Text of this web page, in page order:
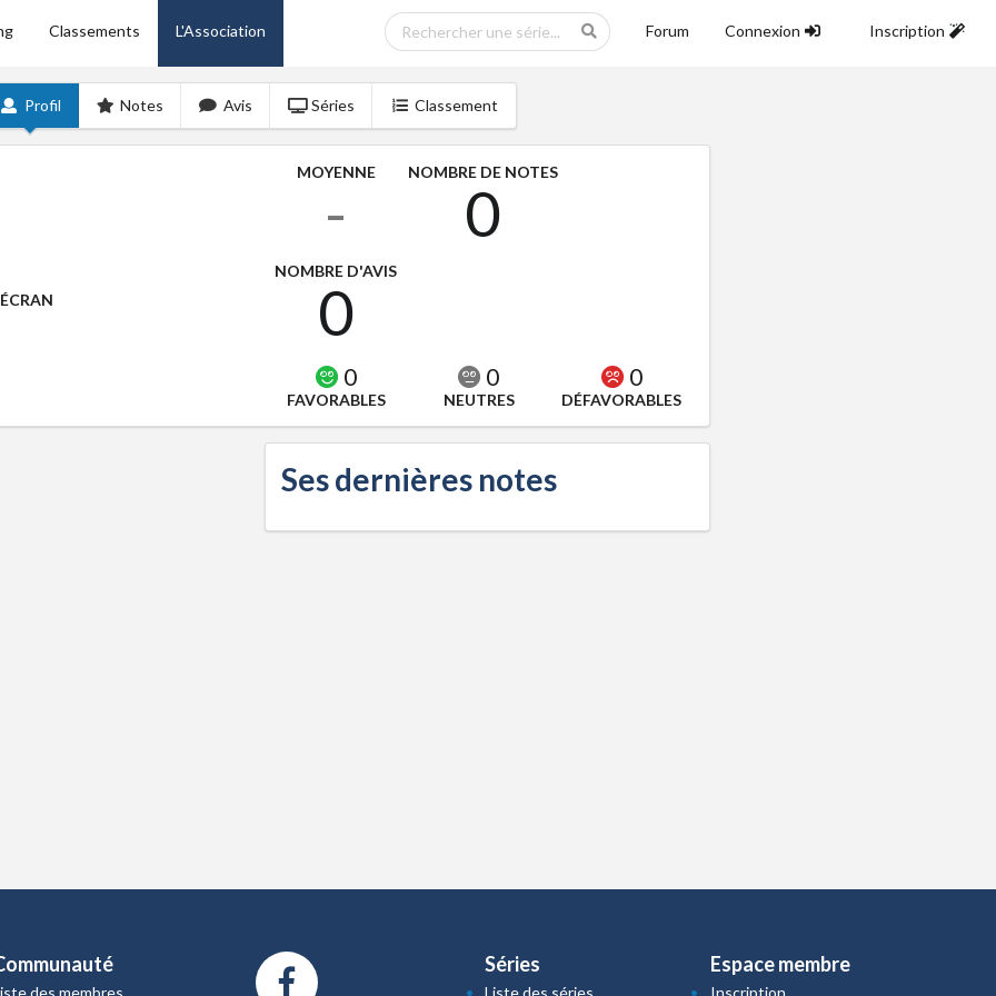
Classements L'Association Forum Connexion Inscription
Profil Notes Avis Séries Classement
MOYENNE
-
NOMBRE DE NOTES
0
NOMBRE D'AVIS
0
0
FAVORABLES
0
NEUTRES
0
DÉFAVORABLES
Ses dernières notes
des membres
Séries
Liste des séries
Espace membre
Inscription